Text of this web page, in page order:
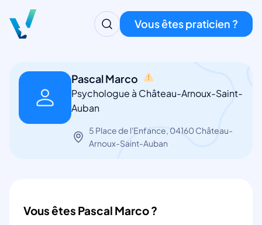
Vous êtes praticien ?
Pascal Marco
Psychologue à Château-Arnoux-Saint-
Auban
5 Place de l'Enfance, 04160 Château-
Arnoux-Saint-Auban
Vous êtes Pascal Marco ?